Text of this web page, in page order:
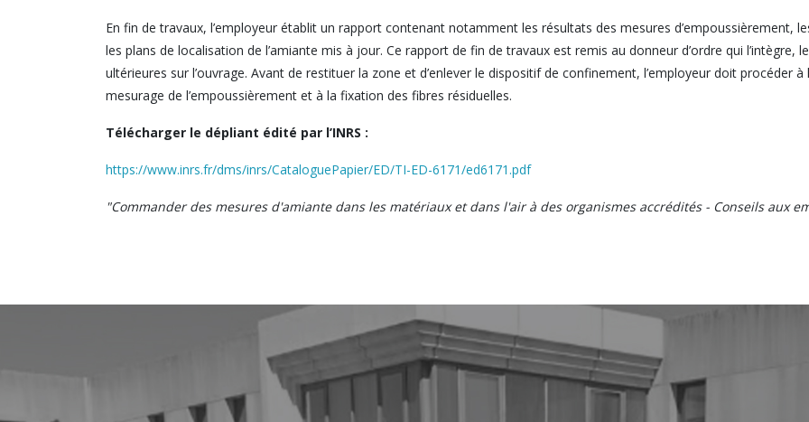
En fin de travaux, l’employeur établit un rapport contenant notamment les résultats des mesures d’empoussièrement,
les plans de localisation de l’amiante mis à jour. Ce rapport de fin de travaux est remis au donneur d’ordre qui l’intègre,
ultérieures sur l’ouvrage. Avant de restituer la zone et d’enlever le dispositif de confinement, l’employeur doit procéder
mesurage de l’empoussièrement et à la fixation des fibres résiduelles.
Télécharger le dépliant édité par l’INRS :
https://www.inrs.fr/dms/inrs/CataloguePapier/ED/TI-ED-6171/ed6171.pdf
"Commander des mesures d'amiante dans les matériaux et dans l'air à des organismes accrédités - Conseils aux